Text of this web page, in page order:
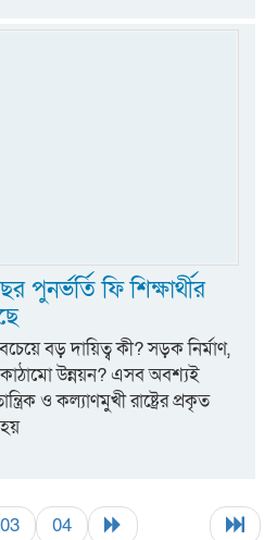
পুনর্ভর্তি ফি শিক্ষার্থীর
বড় দায়িত্ব কী? সড়ক নির্মাণ,
উন্নয়ন? এসব অবশ্যই
ও কল্যাণমুখী রাষ্ট্রের প্রকৃত
03 04